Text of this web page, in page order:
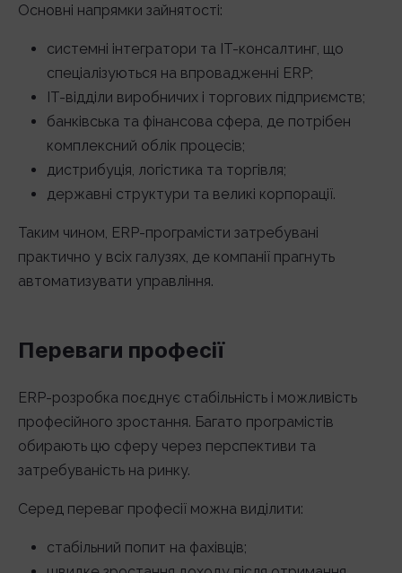
Основні напрямки зайнятості:
системні інтегратори та IT-консалтинг, що
спеціалізуються на впровадженні ERP;
IT-відділи виробничих і торгових підприємств;
банківська та фінансова сфера, де потрібен
комплексний облік процесів;
дистрибуція, логістика та торгівля;
державні структури та великі корпорації.
Таким чином, ERP-програмісти затребувані
практично у всіх галузях, де компанії прагнуть
автоматизувати управління.
Переваги професії
ERP-розробка поєднує стабільність і можливість
професійного зростання. Багато програмістів
обирають цю сферу через перспективи та
затребуваність на ринку.
Серед переваг професії можна виділити:
стабільний попит на фахівців;